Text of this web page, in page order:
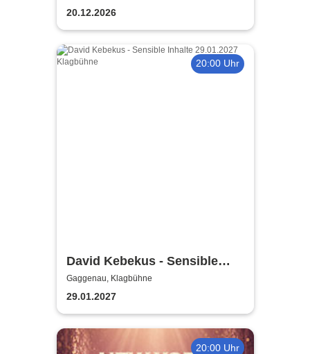
20.12.2026
20:00 Uhr
David Kebekus - Sensible
Inhalte
Gaggenau, Klagbühne
29.01.2027
20:00 Uhr